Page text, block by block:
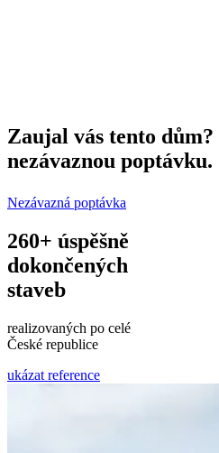
Zaujal vás tento dům?
nezávaznou poptávku.
Nezávazná poptávka
260+ úspěšně
dokončených
staveb
realizovaných po celé
České republice
ukázat reference